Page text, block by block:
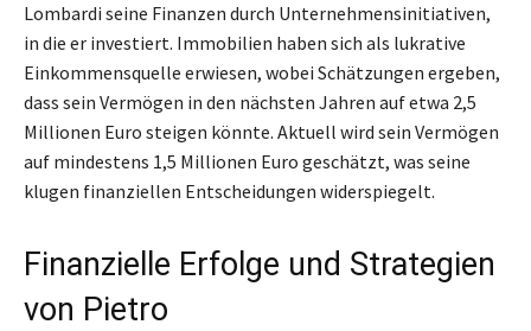
Lombardi seine Finanzen durch Unternehmensinitiativen,
in die er investiert. Immobilien haben sich als lukrative
Einkommensquelle erwiesen, wobei Schätzungen ergeben,
dass sein Vermögen in den nächsten Jahren auf etwa 2,5
Millionen Euro steigen könnte. Aktuell wird sein Vermögen
auf mindestens 1,5 Millionen Euro geschätzt, was seine
klugen finanziellen Entscheidungen widerspiegelt.
Finanzielle Erfolge und Strategien
von Pietro